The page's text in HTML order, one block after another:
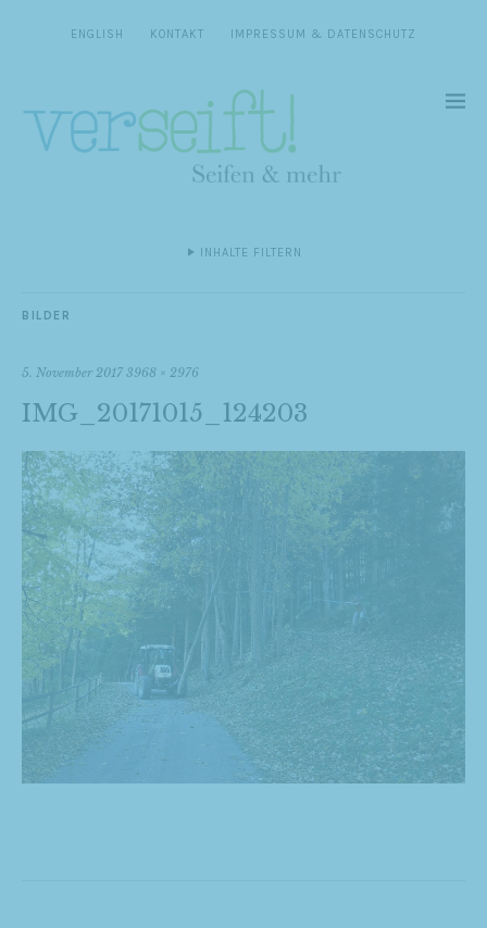
ENGLISH KONTAKT IMPRESSUM & DATENSCHUTZ
INHALTE FILTERN
BILDER
5. November 2017 3968 × 2976
IMG_20171015_124203